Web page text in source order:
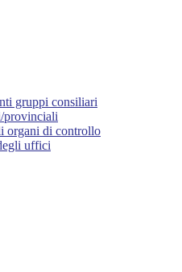
gruppi consiliari
provinciali
organi di controllo
uffici